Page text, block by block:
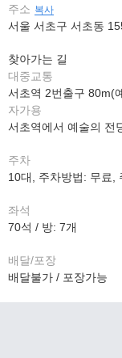
주소 복사
서울 서초구 서초동
찾아가는 길
대중교통
서초역 2번출구 80m(
자가용
서초역에서 예술의 전
주차
10대, 주차방법: 무료,
좌석
70석 / 방: 7개
배달/포장
배달불가 / 포장가능